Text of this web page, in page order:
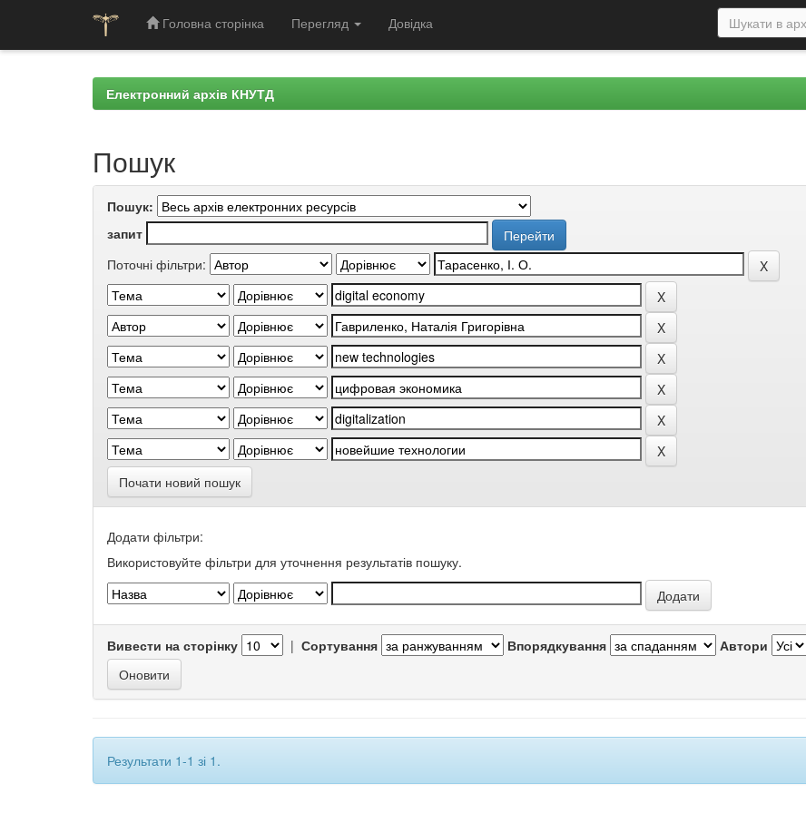
Головна сторінка Перегляд Довідка
Електронний архів КНУТД
Пошук
Пошук:
запит
Поточні фільтри:
Почати новий пошук
Додати фільтри:
Використовуйте фільтри для уточнення результатів пошуку.
Вивести на сторінку | Сортування Впорядкування Автори
Результати 1-1 зі 1.